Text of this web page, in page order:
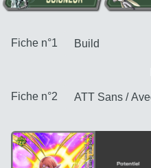
Fiche n°1
Fiche n°2